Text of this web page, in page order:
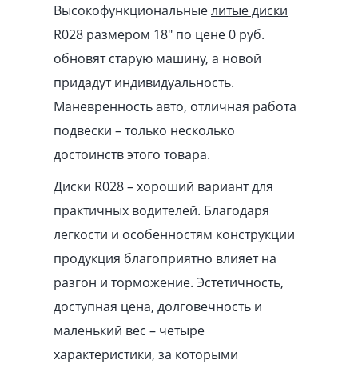
Высокофункциональныелитые диски
R028 размером 18″ по цене 0 руб.
обновят старую машину, а новой
придадут индивидуальность.
Маневренность авто, отличная работа
подвески – только несколько
достоинств этого товара.
Диски R028 – хороший вариант для
практичных водителей. Благодаря
легкости и особенностям конструкции
продукция благоприятно влияет на
разгон и торможение. Эстетичность,
доступная цена, долговечность и
маленький вес – четыре
характеристики, за которыми